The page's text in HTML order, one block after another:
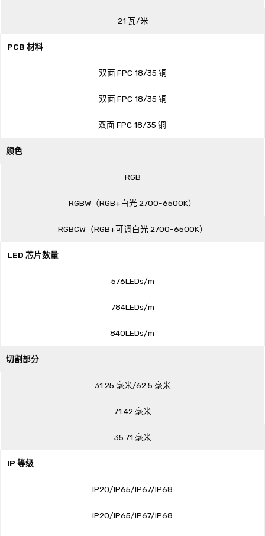
21 瓦/米
PCB 材料
双面 FPC 18/35 铜
双面 FPC 18/35 铜
双面 FPC 18/35 铜
颜色
RGB
RGBW（RGB+白光 2700-6500K）
RGBCW（RGB+可调白光 2700-6500K）
LED 芯片数量
576LEDs/m
784LEDs/m
840LEDs/m
切割部分
31.25 毫米/62.5 毫米
71.42 毫米
35.71 毫米
IP 等级
IP20/IP65/IP67/IP68
IP20/IP65/IP67/IP68